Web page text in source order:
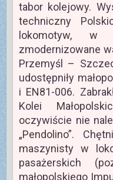
tabor kolejowy.
techniczny
lokomotyw, w
zmodernizowane
Przemyśl –
udostępniły
i EN81-006.
Kolei
oczywiście nie
„Pendolino”.
maszynisty w
pasażerskich
małopolskiego